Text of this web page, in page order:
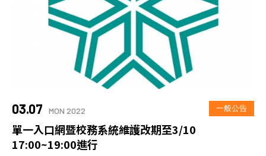
03.07 MON 2022 一般公告
單一入口網暨校務系統維護改期至3/10
17:00~19:00進行